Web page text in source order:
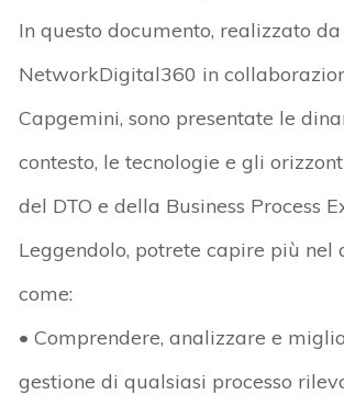
In questo documento, realizzato da
NetworkDigital360 in
Capgemini, sono presentate le
contesto, le tecnologie e gli
del DTO e della Business Process
Leggendolo, potrete capire più nel
come:
• Comprendere, analizzare e
gestione di qualsiasi processo